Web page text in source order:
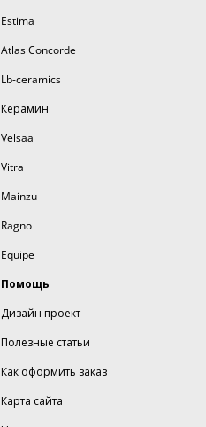
Estima
Atlas Concorde
Lb-ceramics
Керамин
Velsaa
Vitra
Mainzu
Ragno
Equipe
Помощь
Дизайн проект
Полезные статьи
Как оформить заказ
Карта сайта